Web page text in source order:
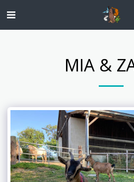
MIA &